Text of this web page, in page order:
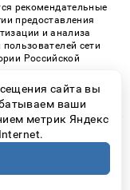
рекомендательные
предоставления
и анализа
сети
Российской
сети
«СМИ2» (PDF)
защищены
16+
сайта вы
ваши
метрик Яндекс